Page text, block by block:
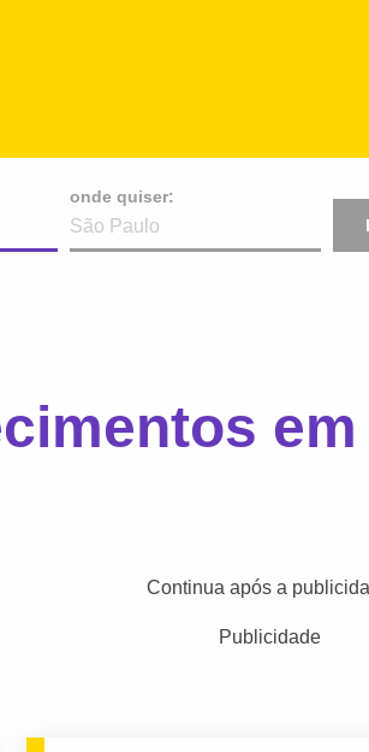
onde quiser:
em
Continua após a
Publicidade